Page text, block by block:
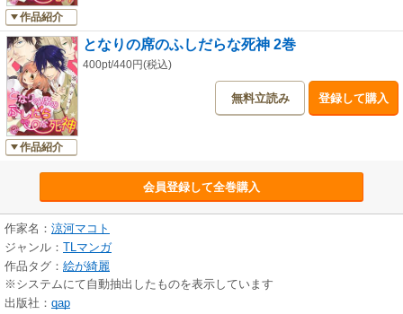
作品紹介
作品紹介
となりの席のふしだらな死神 2巻
400pt/440円(税込)
無料立読み 登録して購入
会員登録して全巻購入
作家名： 涼河マコト
ジャンル： TLマンガ
作品タグ： 絵が綺麗
※システムにて自動抽出したものを表示しています
出版社： qap